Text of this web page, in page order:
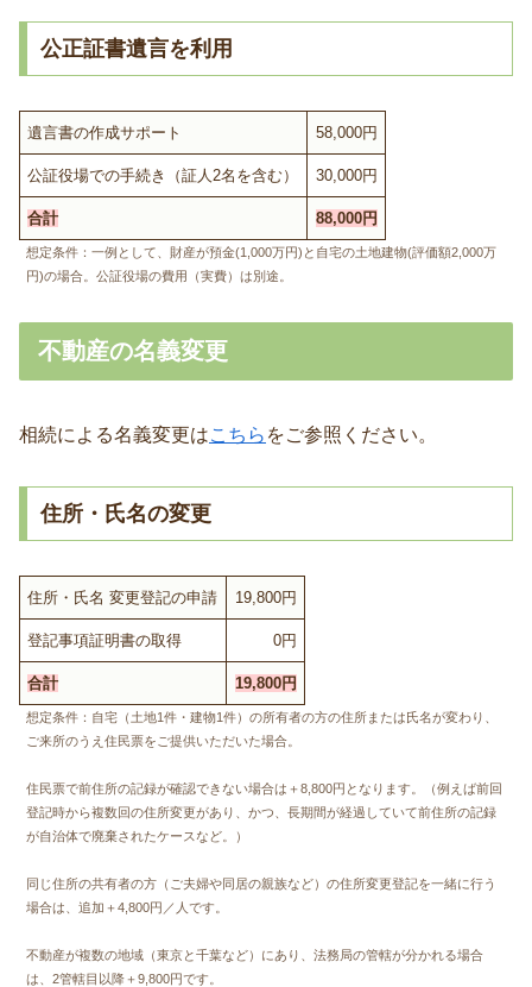
公正証書遺言を利用
遺言書の作成サポート 58,000円
公証役場での手続き（証人2名を含む） 30,000円
合計 88,000円
想定条件：一例として、財産が預金(1,000万円)と自宅の土地建物(評価額2,000万
円)の場合。公証役場の費用（実費）は別途。
不動産の名義変更
相続による名義変更はこちら をご参照ください。
住所・氏名の変更
住所・氏名 変更登記の申請 19,800円
登記事項証明書の取得 0円
合計 19,800円
想定条件：自宅（土地1件・建物1件）の所有者の方の住所または氏名が変わり、
ご来所のうえ住民票をご提供いただいた場合。
住民票で前住所の記録が確認できない場合は＋8,800円となります。（例えば前回
登記時から複数回の住所変更があり、かつ、長期間が経過していて前住所の記録
が自治体で廃棄されたケースなど。）
同じ住所の共有者の方（ご夫婦や同居の親族など）の住所変更登記を一緒に行う
場合は、追加＋4,800円／人です。
不動産が複数の地域（東京と千葉など）にあり、法務局の管轄が分かれる場合
は、2管轄目以降＋9,800円です。